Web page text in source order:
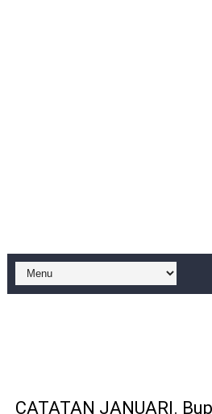
Dilaporkan Kuasa Hukum
SMPN 2 Diminati Warga,
BLUD UPT Puskesmas
CATATAN JANUARI.